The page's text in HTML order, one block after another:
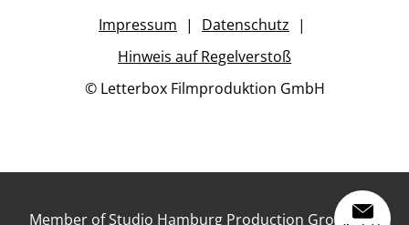
Impressum
Datenschutz
Hinweis auf Regelverstoß
© Letterbox Filmproduktion GmbH
Member of Studio Hamburg Production Group